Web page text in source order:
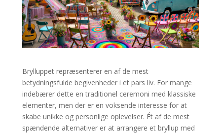
Brylluppet repræsenterer en af de mest
betydningsfulde begivenheder i et pars liv. For mange
indebærer dette en traditionel ceremoni med klassiske
elementer, men der er en voksende interesse for at
skabe unikke og personlige oplevelser. Ét af de mest
spændende alternativer er at arrangere et bryllup med